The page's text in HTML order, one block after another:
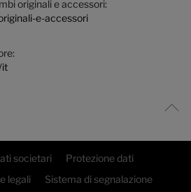
originali e accessori:
e-accessori
it
societari
Protezione dati
legali
Sistema di segnalazione